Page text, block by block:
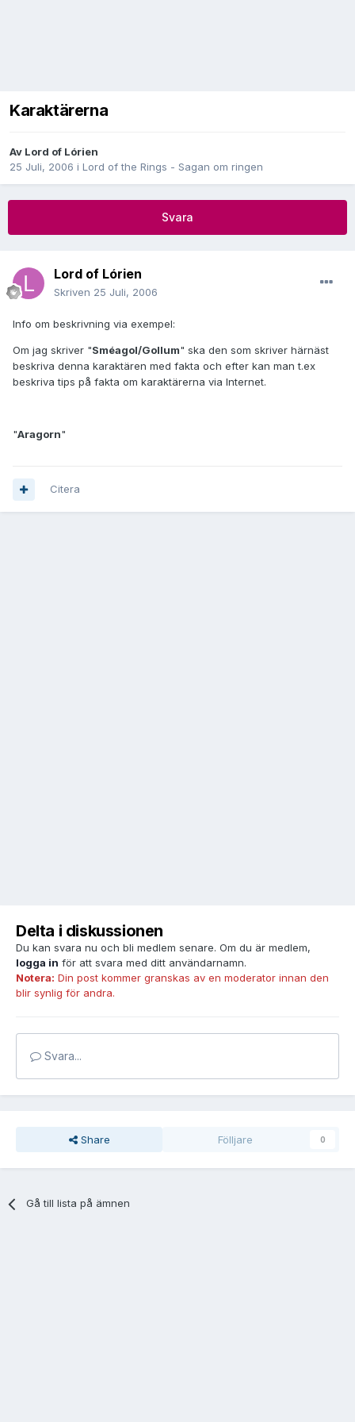
Karaktärerna
Av Lord of Lórien
25 Juli, 2006 i Lord of the Rings - Sagan om ringen
Svara
Lord of Lórien
Skriven 25 Juli, 2006
Info om beskrivning via exempel:
Om jag skriver "Sméagol/Gollum" ska den som skriver härnäst
beskriva denna karaktären med fakta och efter kan man t.ex
beskriva tips på fakta om karaktärerna via Internet.
"Aragorn"
Citera
Delta i diskussionen
Du kan svara nu och bli medlem senare. Om du är medlem,
logga in för att svara med ditt användarnamn.
Notera: Din post kommer granskas av en moderator innan den
blir synlig för andra.
Svara...
Share Fölljare 0
Gå till lista på ämnen